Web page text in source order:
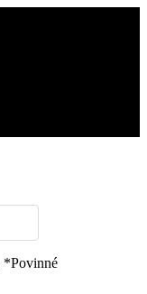
*Povinné